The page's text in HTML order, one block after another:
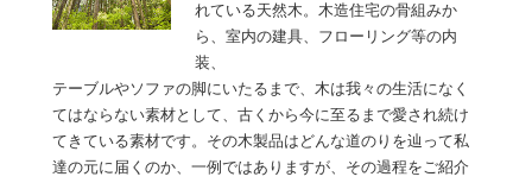
れている天然木。木造住宅の骨組みか
ら、室内の建具、フローリング等の内
装、
テーブルやソファの脚にいたるまで、木は我々の生活になく
てはならない素材として、古くから今に至るまで愛され続け
てきている素材です。その木製品はどんな道のりを辿って私
達の元に届くのか、一例ではありますが、その過程をご紹介